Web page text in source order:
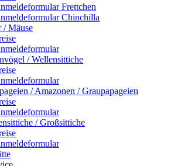
Frettchen
Chinchilla
/ Mäuse
/ Wellensittiche
/ Amazonen / Graupapageien
/ Großsittiche